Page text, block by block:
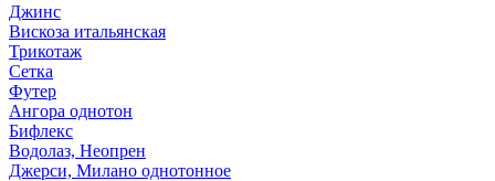
Джинс
Вискоза итальянская
Трикотаж
Сетка
Футер
Ангора однотон
Бифлекс
Водолаз, Неопрен
Джерси, Милано однотонное